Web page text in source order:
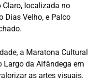
localizada no
Dias Velho, e Palco
a Maratona Cultural
da Alfândega em
as artes visuais.